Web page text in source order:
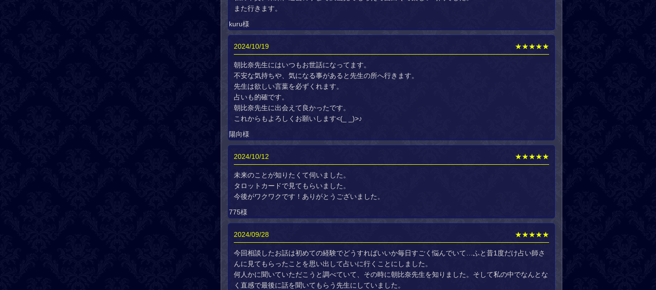
また行きます。
kuru様
2024/10/19 ★★★★★
朝比奈先生にはいつもお世話になってます。
不安な気持ちや、気になる事があると先生の所へ行きます。
先生は欲しい言葉を必ずくれます。
占いも的確です。
朝比奈先生に出会えて良かったです。
これからもよろしくお願いします<(_ _)>♪
陽向様
2024/10/12 ★★★★★
未来のことが知りたくて伺いました。
タロットカードで見てもらいました。
今後がワクワクです！ありがとうございました。
775様
2024/09/28 ★★★★★
今回相談したお話は初めての経験でどうすればいいか毎日すごく悩んでいて…ふと昔1度だけ占い師さ
んに見てもらったことを思い出して占いに行くことにしました。
何人かに聞いていただこうと調べていて、その時に朝比奈先生を知りました。そして私の中でなんとな
く直感で最後に話を聞いてもらう先生にしていました。